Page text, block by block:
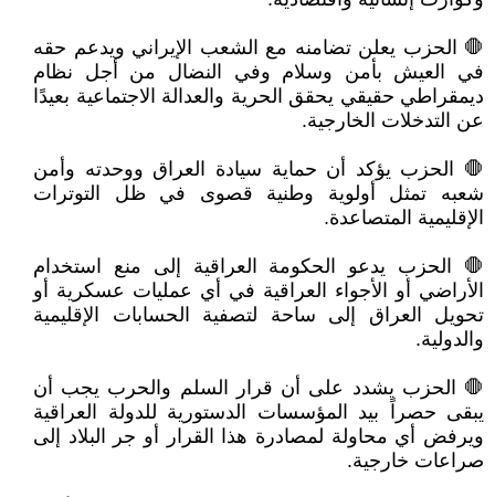
🛑 الحزب يعلن تضامنه مع الشعب الإيراني ويدعم حقه
في العيش بأمن وسلام وفي النضال من أجل نظام
ديمقراطي حقيقي يحقق الحرية والعدالة الاجتماعية بعيدًا
عن التدخلات الخارجية.
🛑 الحزب يؤكد أن حماية سيادة العراق ووحدته وأمن
شعبه تمثل أولوية وطنية قصوى في ظل التوترات
الإقليمية المتصاعدة.
🛑 الحزب يدعو الحكومة العراقية إلى منع استخدام
الأراضي أو الأجواء العراقية في أي عمليات عسكرية أو
تحويل العراق إلى ساحة لتصفية الحسابات الإقليمية
والدولية.
🛑 الحزب يشدد على أن قرار السلم والحرب يجب أن
يبقى حصراً بيد المؤسسات الدستورية للدولة العراقية
ويرفض أي محاولة لمصادرة هذا القرار أو جر البلاد إلى
صراعات خارجية.